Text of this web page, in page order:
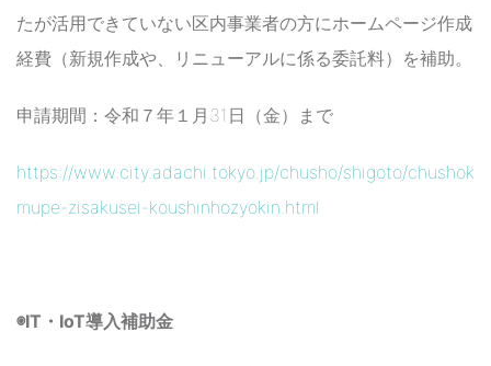
たが活用できていない区内事業者の方にホームページ作成
経費（新規作成や、リニューアルに係る委託料）を補助。
申請期間：令和７年１月31日（金）まで
https://www.city.adachi.tokyo.jp/chusho/shigoto/
mupe-zisakusei-koushinhozyokin.html
◉IT・IoT導入補助金